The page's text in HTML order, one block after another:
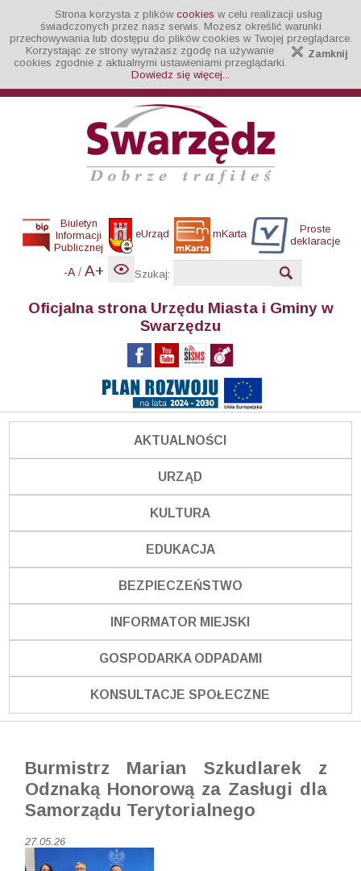
Strona korzysta z plików cookies w celu realizacji usług
świadczonych przez nasz serwis. Możesz określić warunki
przechowywania lub dostępu do plików cookies w Twojej przeglądarce.
Zamknij
Korzystając ze strony wyrażasz zgodę na używanie
cookies zgodnie z aktualnymi ustawieniami przeglądarki.
Dowiedz się więcej...
Biuletyn
Informacji
Publicznej
eUrząd mKarta
Proste
deklaracje
-A / A+ Szukaj:
Oficjalna strona Urzędu Miasta i Gminy w
Swarzędzu
AKTUALNOŚCI
URZĄD
KULTURA
EDUKACJA
BEZPIECZEŃSTWO
INFORMATOR MIEJSKI
GOSPODARKA ODPADAMI
KONSULTACJE SPOŁECZNE
Burmistrz Marian Szkudlarek z
Odznaką Honorową za Zasługi dla
Samorządu Terytorialnego
27.05.26